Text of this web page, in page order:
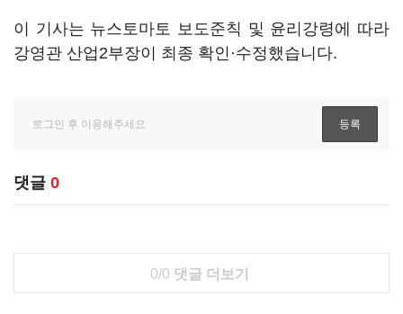
이 기사는 뉴스토마토 보도준칙 및 윤리강령에 따라
강영관 산업2부장이 최종 확인·수정했습니다.
댓글 0
0/0 댓글 더보기